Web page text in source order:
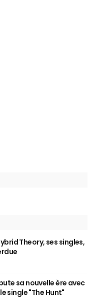
Theory, ses singles,
sa nouvelle ère avec
single "The Hunt"